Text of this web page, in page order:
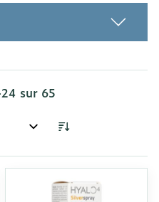
24 sur 65